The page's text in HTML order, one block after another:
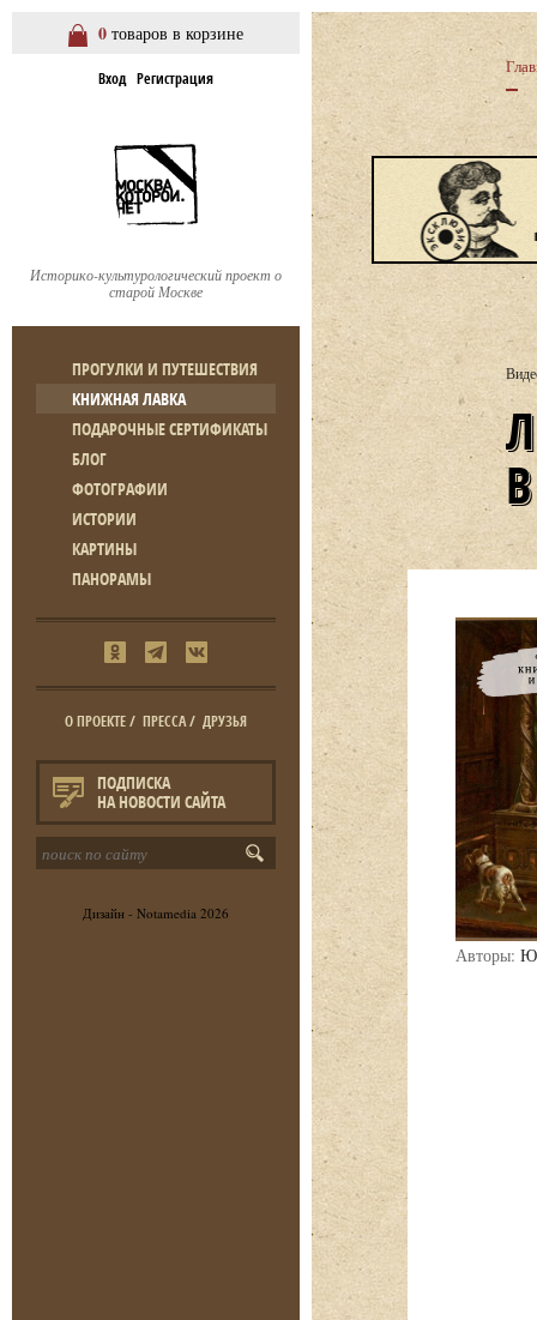
0 товаров в корзине
Вход Регистрация
Историко-культурологический проект о
старой Москве
ПРОГУЛКИ И ПУТЕШЕСТВИЯ
КНИЖНАЯ ЛАВКА
ПОДАРОЧНЫЕ СЕРТИФИКАТЫ
БЛОГ
ФОТОГРАФИИ
ИСТОРИИ
КАРТИНЫ
ПАНОРАМЫ
О ПРОЕКТЕ/ ПРЕССА/ ДРУЗЬЯ
ПОДПИСКА
НА НОВОСТИ САЙТА
Дизайн - Notamedia 2026
ЛЕКЦИЯ Ю.
Авторы: